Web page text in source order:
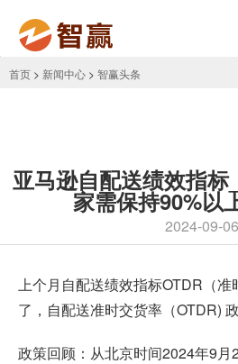
首页 > 新闻中心 > 智赢头条
亚马逊自配送绩效指标
家需保持90%以
2024-09-06
上个月自配送绩效指标OTDR（准
了， 自配送准时交货率（OTDR)
政策回顾：从北京时间2024年9月